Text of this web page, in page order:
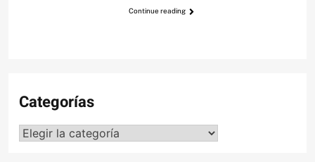
Continue reading
Categorías
Categorías